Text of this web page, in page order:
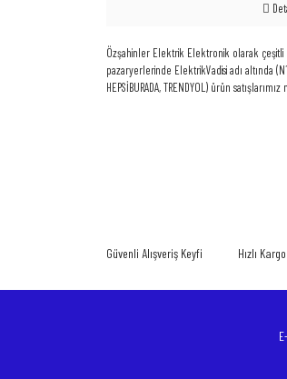
Özşahinler Elektrik Elektronik olarak çeşitli
pazaryerlerinde ElektrikVadisi adı altında
HEPSİBURADA, TRENDYOL) ürün
Güvenli Alışveriş Keyfi Hızlı Kargo